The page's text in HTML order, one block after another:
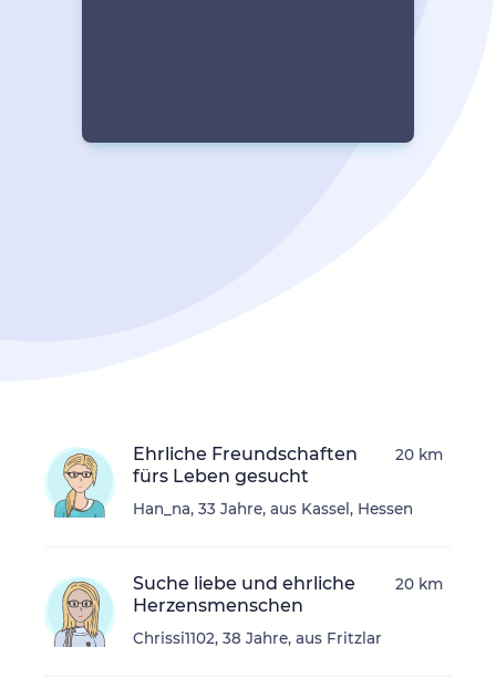
Ehrliche Freundschaften
fürs Leben gesucht
Han_na, 33 Jahre, aus Kassel, Hessen
20 km
Suche liebe und ehrliche
Herzensmenschen
Chrissi1102, 38 Jahre, aus Fritzlar
20 km